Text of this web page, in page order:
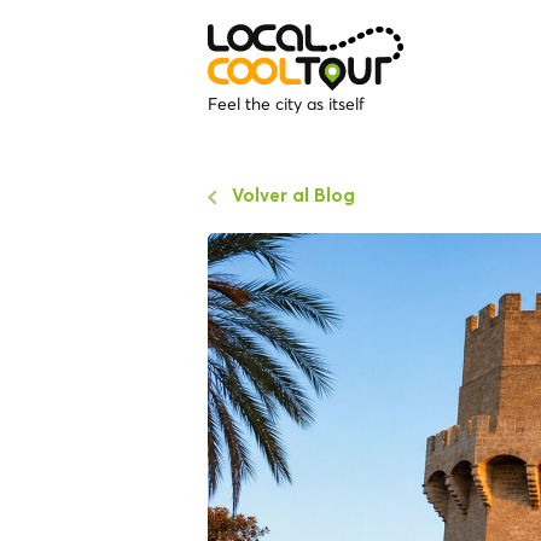
Feel the city as itself
Volver al Blog